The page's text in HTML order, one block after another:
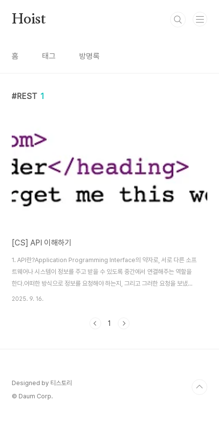
Hoist
홈 태그 방명록
REST 1
[CS] API 이해하기
1. API란?Application Programming Interface의 약자로, 서로 다른 소프
트웨어나 시스템이 정보를 주고 받을 수 있도록 중간에서 연결해주는 역할을
한다.어떠한 방식으로 정보를 요청해야 하는지, 그리고 그러한 요청을 보냈을
때 어떠한 형식으로 무슨 데이터를 전달 받을 수 있는지에 대해 정리한 일종의
해하기레스토랑에서 음식을 주문 하는 상황고객이 웨이터에게 원하는 메뉴를
2025. 9. 16.
1
Designed by 티스토리
© Daum Corp.